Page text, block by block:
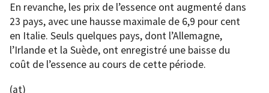
En revanche, les prix de l’essence ont augmenté dans
23 pays, avec une hausse maximale de 6,9 pour cent
en Italie. Seuls quelques pays, dont l’Allemagne,
l’Irlande et la Suède, ont enregistré une baisse du
coût de l’essence au cours de cette période.
(at)